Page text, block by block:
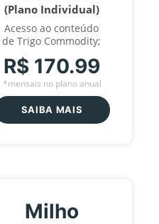
(Plano Individual)
Acesso ao conteúdo
de Trigo Commodity;
R$ 170.99
*mensais no plano anual
SAIBA MAIS
Milho